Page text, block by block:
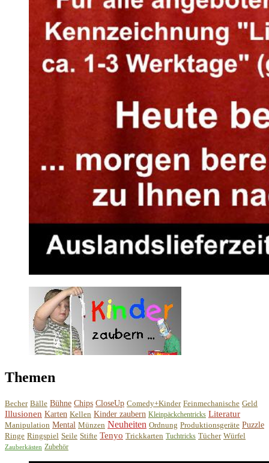
Themen
Becher Bälle Bühne Chips CloseUp Comedy+Kinder Feinmechanische Geld
Illusionen Karten Kellen Kinder zaubern Kleinpäckchentricks Literatur
Manipulation Mental Münzen Neuheiten Ordnung Produktionsgeräte Puzzle
Ringe Ringspiel Seile Stifte Tenyo Trickkarten Tuchtricks Tücher Würfel
Zauberkästen Zubehör